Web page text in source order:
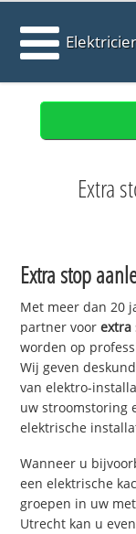
Extra
Extra stop
Met meer dan 20
partner voorextra
worden op
Wij geven
van elektro-
uw stroomstoring
elektrische
Wanneer u
een elektrische
groepen in uw
Utrecht kan u